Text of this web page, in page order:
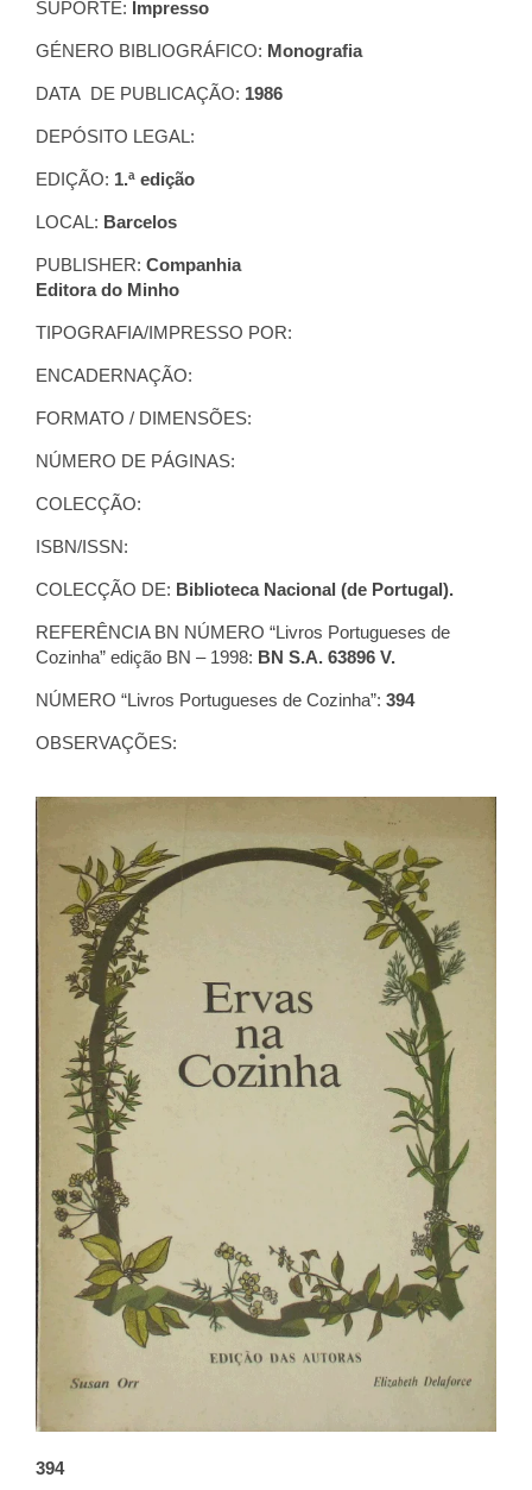
SUPORTE: Impresso
GÉNERO BIBLIOGRÁFICO: Monografia
DATA DE PUBLICAÇÃO: 1986
DEPÓSITO LEGAL:
EDIÇÃO: 1.ª edição
LOCAL: Barcelos
PUBLISHER: Companhia
Editora do Minho
TIPOGRAFIA/IMPRESSO POR:
ENCADERNAÇÃO:
FORMATO / DIMENSÕES:
NÚMERO DE PÁGINAS:
COLECÇÃO:
ISBN/ISSN:
COLECÇÃO DE: Biblioteca Nacional (de Portugal).
REFERÊNCIA BN NÚMERO “Livros Portugueses de
Cozinha” edição BN – 1998: BN S.A. 63896 V.
NÚMERO “Livros Portugueses de Cozinha”: 394
OBSERVAÇÕES:
394